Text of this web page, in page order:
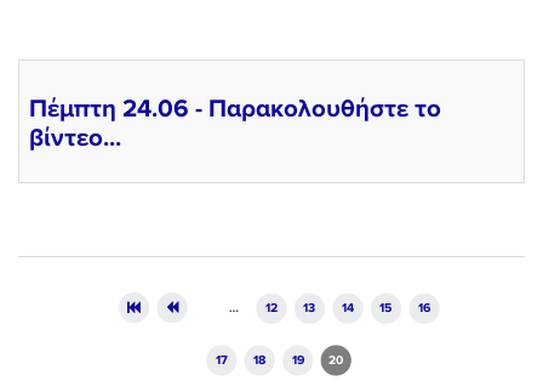
Πέμπτη 24.06 - Παρακολουθήστε το
βίντεο...
… 12 13 14 15 16
17 18 19 20